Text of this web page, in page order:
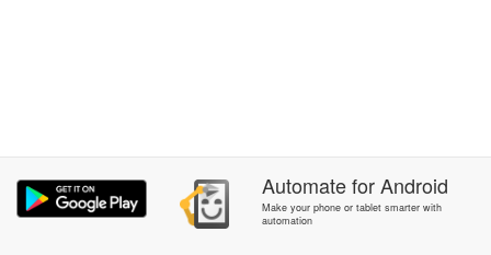
AutomateforAndroid
Make your phone or tablet smarter with
automation